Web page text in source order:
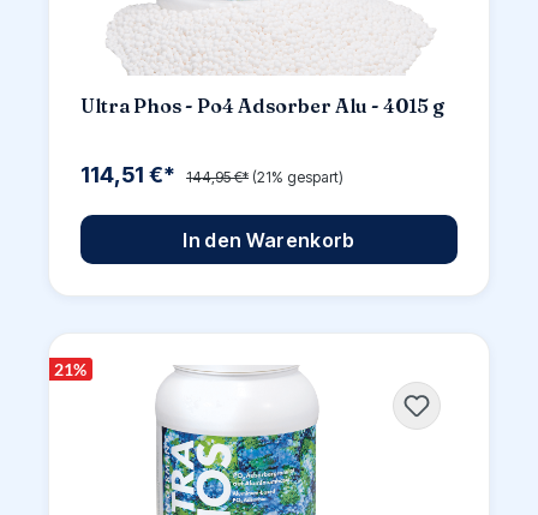
Ultra Phos - Po4 Adsorber Alu - 4015 g
114,51 €* 144,95 €* (21% gespart)
In den Warenkorb
21%